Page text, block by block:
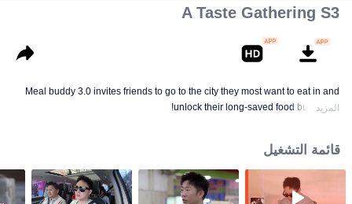
A Taste Gathering S3
Meal buddy 3.0 invites friends to go to the city they most want to eat in and
unlock their long-saved food bucket list!
المزيد
قائمة التشغيل